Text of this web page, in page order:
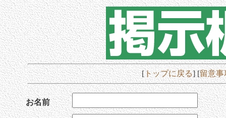
[トップに戻る] [留意事
お名前